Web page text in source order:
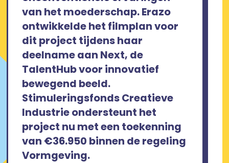
van het moederschap. Erazo
ontwikkelde het filmplan voor
dit project tijdens haar
deelname aan Next, de
TalentHub voor innovatief
bewegend beeld.
Stimuleringsfonds Creatieve
Industrie ondersteunt het
project nu met een toekenning
van €36.950 binnen de regeling
Vormgeving.